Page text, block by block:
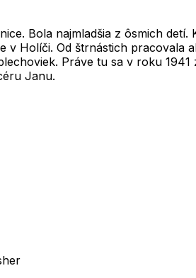
Bola najmladšia z ôsmich
Holíči. Od štrnástich pracovala
Práve tu sa v roku 1941
Janu.